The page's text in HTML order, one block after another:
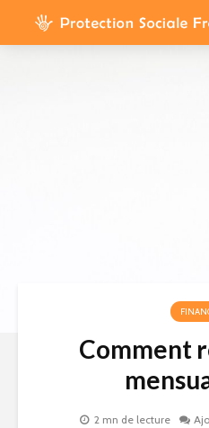
Comment
2 mn de lecture